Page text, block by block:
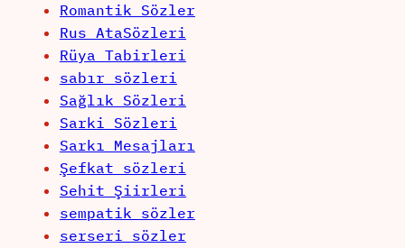
Romantik Sözler
Rus AtaSözleri
Rüya Tabirleri
sabır sözleri
Sağlık Sözleri
Sarki Sözleri
Sarkı Mesajları
Şefkat sözleri
Sehit Şiirleri
sempatik sözler
serseri sözler